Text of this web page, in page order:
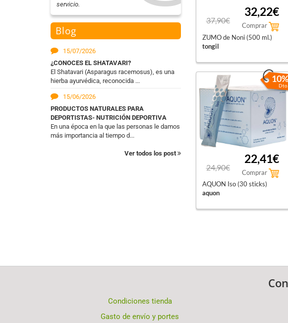
servicio.
Blog
15/07/2026
¿CONOCES EL SHATAVARI?
El Shatavari (Asparagus racemosus), es una
hierba ayurvédica, reconocida ...
15/06/2026
PRODUCTOS NATURALES PARA
DEPORTISTAS- NUTRICIÓN DEPORTIVA
En una época en la que las personas le damos
más importancia al tiempo d...
Ver todos los post
37,90€
32,22€
Comprar
ZUMO de Noni (500 ml.)
tongil
10%
Dto.
24,90€
22,41€
Comprar
AQUON Iso (30 sticks)
aquon
Condiciones tienda
Gasto de envío y portes